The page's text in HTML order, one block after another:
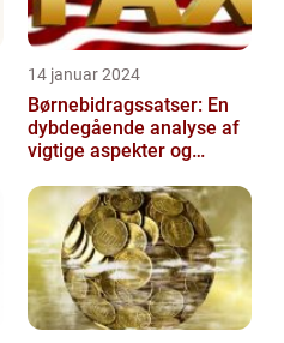
14 januar 2024
Børnebidragssatser: En
dybdegående analyse af
vigtige aspekter og